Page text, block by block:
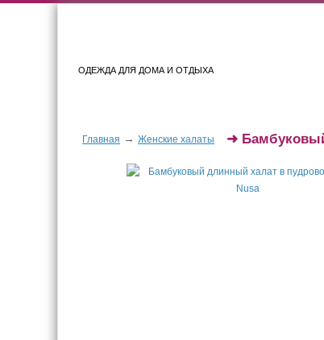
ОДЕЖДА ДЛЯ ДОМА И ОТДЫХА
Главная → Женские халаты ➜